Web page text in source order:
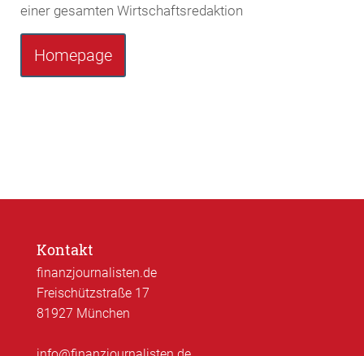
einer gesamten Wirtschaftsredaktion
Homepage
Kontakt
finanzjournalisten.de
Freischützstraße 17
81927 München